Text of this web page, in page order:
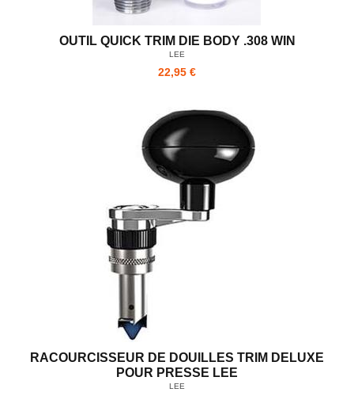
OUTIL QUICK TRIM DIE BODY .308 WIN
LEE
22,95 €
RACOURCISSEUR DE DOUILLES TRIM DELUXE
POUR PRESSE LEE
LEE